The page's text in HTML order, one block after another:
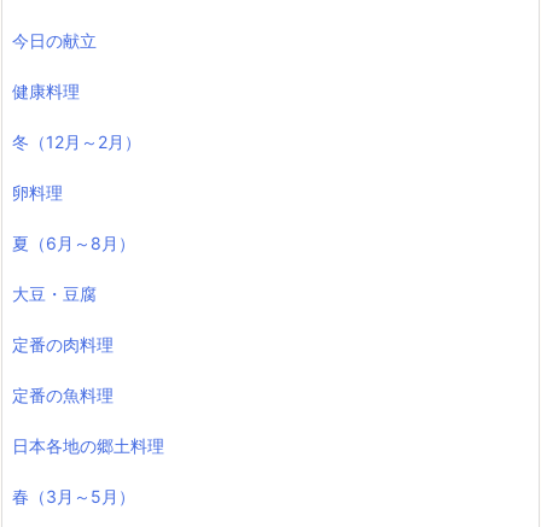
今日の献立
健康料理
冬（12月～2月）
卵料理
夏（6月～8月）
大豆・豆腐
定番の肉料理
定番の魚料理
日本各地の郷土料理
春（3月～5月）